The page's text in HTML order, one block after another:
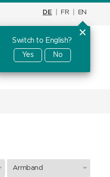
DE FR EN
Switch to English?
Yes
No
Warenkorb CHF0.00
Armband